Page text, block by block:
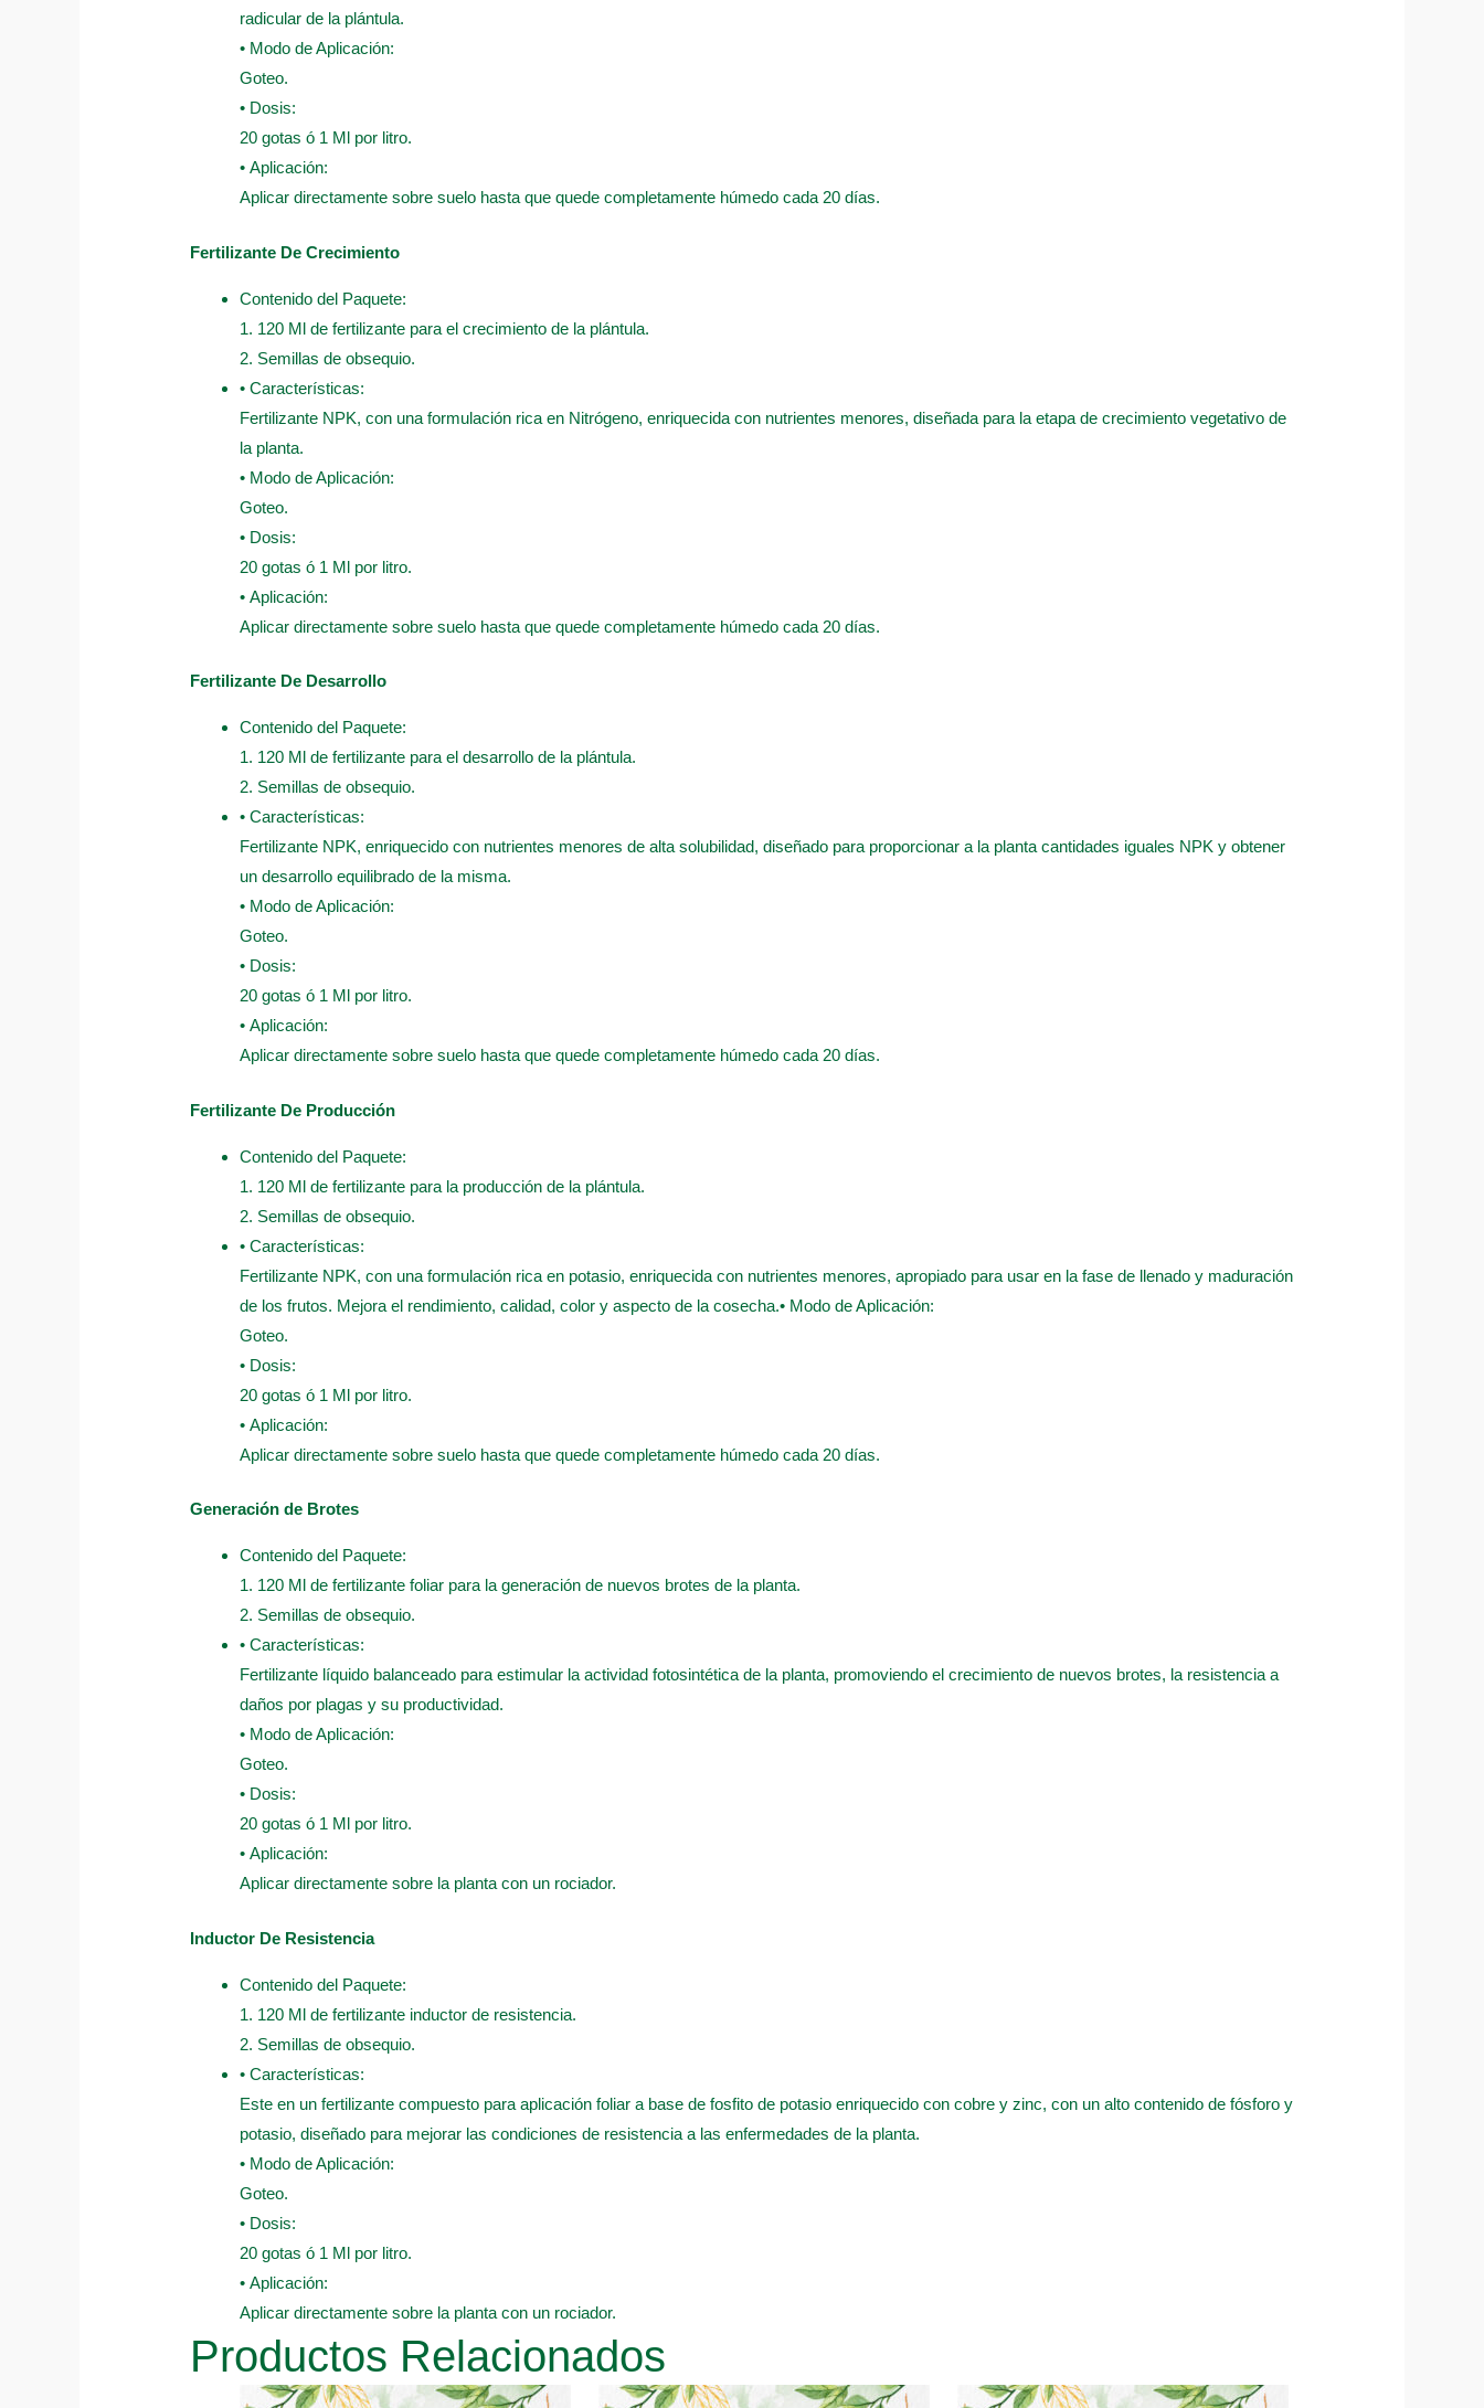
radicular de la plántula.
• Modo de Aplicación:
Goteo.
• Dosis:
20 gotas ó 1 Ml por litro.
• Aplicación:
Aplicar directamente sobre suelo hasta que quede completamente húmedo cada 20 días.
Fertilizante De Crecimiento
Contenido del Paquete:
1. 120 Ml de fertilizante para el crecimiento de la plántula.
2. Semillas de obsequio.
• Características:
Fertilizante NPK, con una formulación rica en Nitrógeno, enriquecida con nutrientes menores, diseñada para la etapa de crecimiento vegetativo de
la planta.
• Modo de Aplicación:
Goteo.
• Dosis:
20 gotas ó 1 Ml por litro.
• Aplicación:
Aplicar directamente sobre suelo hasta que quede completamente húmedo cada 20 días.
Fertilizante De Desarrollo
Contenido del Paquete:
1. 120 Ml de fertilizante para el desarrollo de la plántula.
2. Semillas de obsequio.
• Características:
Fertilizante NPK, enriquecido con nutrientes menores de alta solubilidad, diseñado para proporcionar a la planta cantidades iguales NPK y obtener
un desarrollo equilibrado de la misma.
• Modo de Aplicación:
Goteo.
• Dosis:
20 gotas ó 1 Ml por litro.
• Aplicación:
Aplicar directamente sobre suelo hasta que quede completamente húmedo cada 20 días.
Fertilizante De Producción
Contenido del Paquete:
1. 120 Ml de fertilizante para la producción de la plántula.
2. Semillas de obsequio.
• Características:
Fertilizante NPK, con una formulación rica en potasio, enriquecida con nutrientes menores, apropiado para usar en la fase de llenado y maduración
de los frutos. Mejora el rendimiento, calidad, color y aspecto de la cosecha.• Modo de Aplicación:
Goteo.
• Dosis:
20 gotas ó 1 Ml por litro.
• Aplicación:
Aplicar directamente sobre suelo hasta que quede completamente húmedo cada 20 días.
Generación de Brotes
Contenido del Paquete:
1. 120 Ml de fertilizante foliar para la generación de nuevos brotes de la planta.
2. Semillas de obsequio.
• Características:
Fertilizante líquido balanceado para estimular la actividad fotosintética de la planta, promoviendo el crecimiento de nuevos brotes, la resistencia a
daños por plagas y su productividad.
• Modo de Aplicación:
Goteo.
• Dosis:
20 gotas ó 1 Ml por litro.
• Aplicación:
Aplicar directamente sobre la planta con un rociador.
Inductor De Resistencia
Contenido del Paquete:
1. 120 Ml de fertilizante inductor de resistencia.
2. Semillas de obsequio.
• Características:
Este en un fertilizante compuesto para aplicación foliar a base de fosfito de potasio enriquecido con cobre y zinc, con un alto contenido de fósforo y
potasio, diseñado para mejorar las condiciones de resistencia a las enfermedades de la planta.
• Modo de Aplicación:
Goteo.
• Dosis:
20 gotas ó 1 Ml por litro.
• Aplicación:
Aplicar directamente sobre la planta con un rociador.
Productos Relacionados